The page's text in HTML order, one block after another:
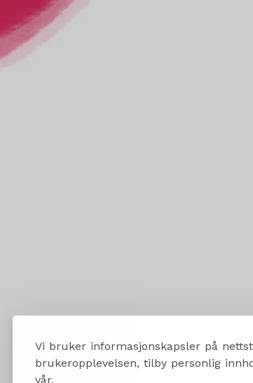
Vi bruker informasjonskapsler på
brukeropplevelsen, tilby personlig
vår.